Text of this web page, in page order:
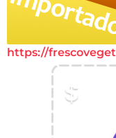
https://